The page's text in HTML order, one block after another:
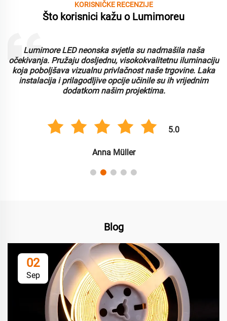
KORISNIČKE RECENZIJE
Što korisnici kažu o Lumimoreu
Lumimore LED neonska svjetla su nadmašila naša
očekivanja. Pružaju dosljednu, visokokvalitetnu iluminaciju
koja poboljšava vizualnu privlačnost naše trgovine. Laka
instalacija i prilagodljive opcije učinile su ih vrijednim
dodatkom našim projektima.
5.0
Anna Müller
Blog
02
Sep